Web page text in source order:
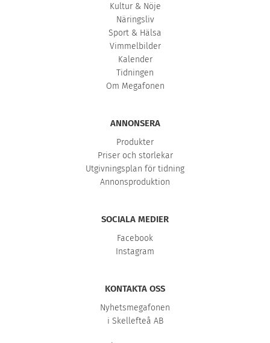
Kultur & Nöje
Näringsliv
Sport & Hälsa
Vimmelbilder
Kalender
Tidningen
Om Megafonen
ANNONSERA
Produkter
Priser och storlekar
Utgivningsplan för tidning
Annonsproduktion
SOCIALA MEDIER
Facebook
Instagram
KONTAKTA OSS
Nyhetsmegafonen
i Skellefteå AB